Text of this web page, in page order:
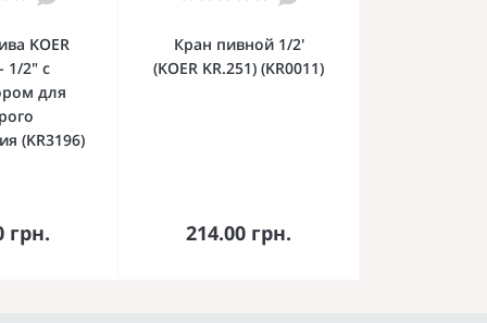
KOER
1/2" с
для
(KR3196)
грн.
Кран пивной 1/2'
(KOER KR.251) (KR0011)
214.00 грн.
В корзину